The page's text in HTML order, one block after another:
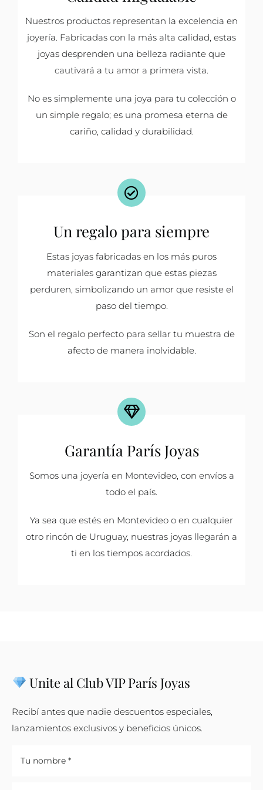
Nuestros productos representan la excelencia en
joyería. Fabricadas con la más alta calidad, estas
joyas desprenden una belleza radiante que
cautivará a tu amor a primera vista.
No es simplemente una joya para tu colección o
un simple regalo; es una promesa eterna de
cariño, calidad y durabilidad.
Un regalo para siempre
Estas joyas fabricadas en los más puros
materiales garantizan que estas piezas
perduren, simbolizando un amor que resiste el
paso del tiempo.
Son el regalo perfecto para sellar tu muestra de
afecto de manera inolvidable.
Garantía París Joyas
Somos una joyería en Montevideo, con envíos a
todo el país.
Ya sea que estés en Montevideo o en cualquier
otro rincón de Uruguay, nuestras joyas llegarán a
ti en los tiempos acordados.
Unite al Club VIP París Joyas
Recibí antes que nadie descuentos especiales,
lanzamientos exclusivos y beneficios únicos.